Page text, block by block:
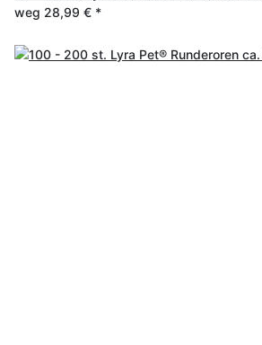
weg 28,99 € *